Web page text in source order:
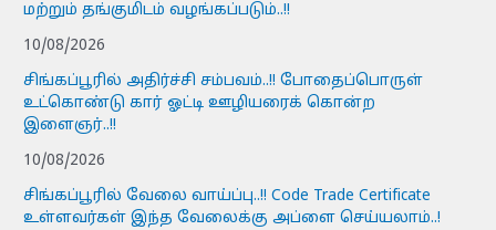
மற்றும் தங்குமிடம் வழங்கப்படும்..!!
10/08/2026
சிங்கப்பூரில் அதிர்ச்சி சம்பவம்..!! போதைப்பொருள்
உட்கொண்டு கார் ஓட்டி ஊழியரைக் கொன்ற
இளைஞர்..!!
10/08/2026
சிங்கப்பூரில் வேலை வாய்ப்பு..!! Code Trade Certificate
உள்ளவர்கள் இந்த வேலைக்கு அப்ளை செய்யலாம்..!